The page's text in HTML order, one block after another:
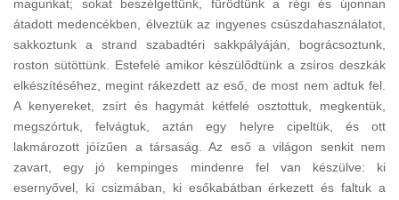
magunkat; sokat beszélgettünk, fürödtünk a régi és újonnan
átadott medencékben, élveztük az ingyenes csúszdahasználatot,
sakkoztunk a strand szabadtéri sakkpályáján, bográcsoztunk,
roston sütöttünk. Estefelé amikor készülődtünk a zsíros deszkák
elkészítéséhez, megint rákezdett az eső, de most nem adtuk fel.
A kenyereket, zsírt és hagymát kétfelé osztottuk, megkentük,
megszórtuk, felvágtuk, aztán egy helyre cipeltük, és ott
lakmározott jóízűen a társaság. Az eső a világon senkit nem
zavart, egy jó kempinges mindenre fel van készülve: ki
esernyővel, ki csizmában, ki esőkabátban érkezett és faltuk a